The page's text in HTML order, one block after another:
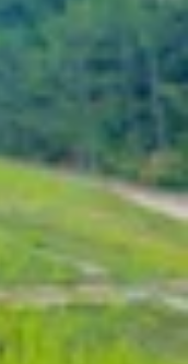
iPhone 17
bản